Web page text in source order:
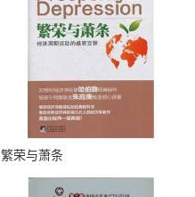
繁荣与萧条